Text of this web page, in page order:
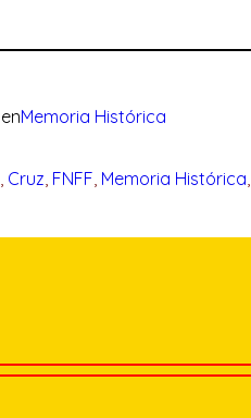
enMemoria Histórica
, Cruz, FNFF, Memoria Histórica,